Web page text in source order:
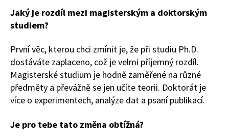
Jaký je rozdíl mezi magisterským a doktorským
studiem?
První věc, kterou chci zmínit je, že při studiu Ph.D.
dostáváte zaplaceno, což je velmi příjemný rozdíl.
Magisterské studium je hodně zaměřené na různé
předměty a převážně se jen učíte teorii. Doktorát je
více o experimentech, analýze dat a psaní publikací.
Je pro tebe tato změna obtížná?